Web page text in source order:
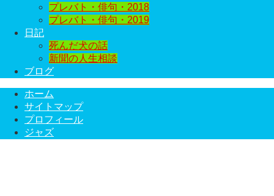
プレバト・俳句・2018
プレバト・俳句・2019
日記
死んだ犬の話
新聞の人生相談
ブログ
ホーム
サイトマップ
プロフィール
ジャズ